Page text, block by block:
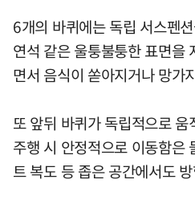
6개의 바퀴에는 독립 서스펜
연석 같은 울퉁불퉁한 표면을
면서 음식이 쏟아지거나 망가
또 앞뒤 바퀴가 독립적으로
주행 시 안정적으로 이동함은
트 복도 등 좁은 공간에서도